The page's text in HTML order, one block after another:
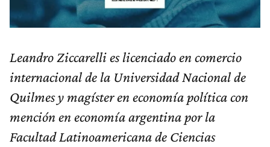
Leandro Ziccarelli es licenciado en comercio
internacional de la Universidad Nacional de
Quilmes y magíster en economía política con
mención en economía argentina por la
Facultad Latinoamericana de Ciencias